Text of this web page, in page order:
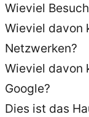
Wieviel
Wieviel davon
Netzwerken?
Wieviel davon
Google?
Dies ist das